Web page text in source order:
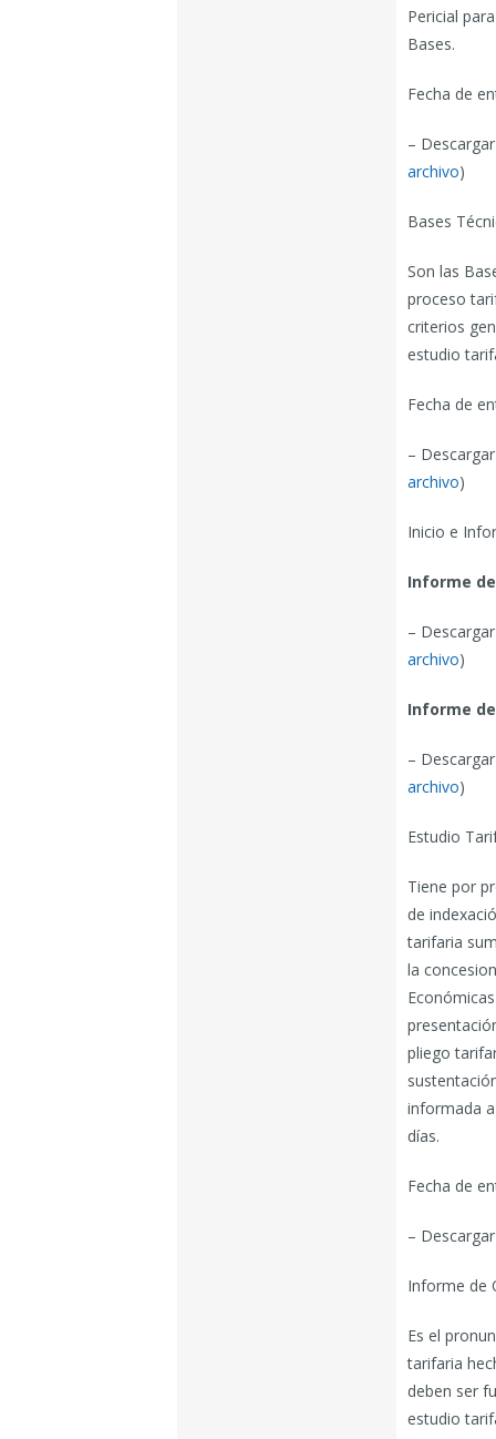
Pericial
Bases.
Fecha de
–
archivo)
Bases
Son las
proceso
criterios
estudio
Fecha de
–
archivo)
Inicio e
Informe
–
archivo)
Informe
–
archivo)
Estudio
Tiene por
de
tarifaria
la
pliego
informada
días.
Fecha de
–
Informe de
Es el
tarifaria
deben ser
estudio